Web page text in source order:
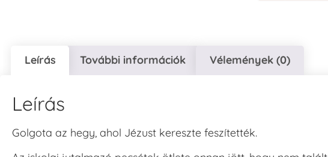
Leírás További információk Vélemények (0)
Leírás
Golgota az hegy, ahol Jézust kereszte feszítették.